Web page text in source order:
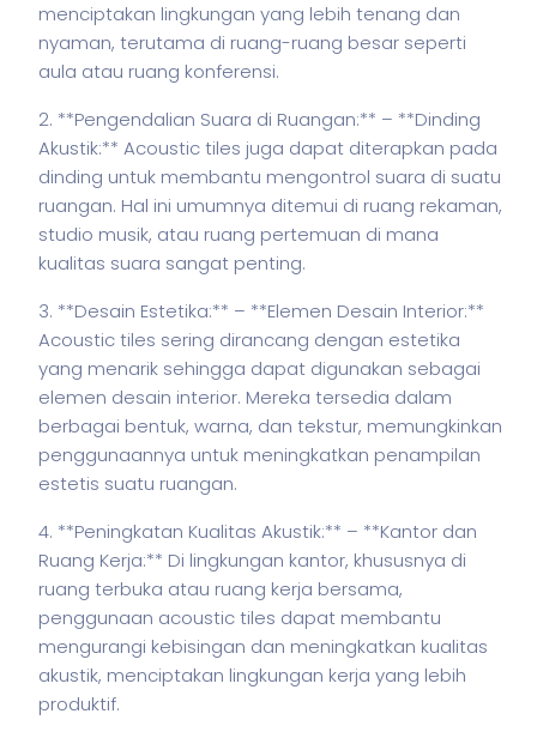
menciptakan lingkungan yang lebih tenang dan
nyaman, terutama di ruang-ruang besar seperti
aula atau ruang konferensi.
2. **Pengendalian Suara di Ruangan:** – **Dinding
Akustik:** Acoustic tiles juga dapat diterapkan pada
dinding untuk membantu mengontrol suara di suatu
ruangan. Hal ini umumnya ditemui di ruang rekaman,
studio musik, atau ruang pertemuan di mana
kualitas suara sangat penting.
3. **Desain Estetika:** – **Elemen Desain Interior:**
Acoustic tiles sering dirancang dengan estetika
yang menarik sehingga dapat digunakan sebagai
elemen desain interior. Mereka tersedia dalam
berbagai bentuk, warna, dan tekstur, memungkinkan
penggunaannya untuk meningkatkan penampilan
estetis suatu ruangan.
4. **Peningkatan Kualitas Akustik:** – **Kantor dan
Ruang Kerja:** Di lingkungan kantor, khususnya di
ruang terbuka atau ruang kerja bersama,
penggunaan acoustic tiles dapat membantu
mengurangi kebisingan dan meningkatkan kualitas
akustik, menciptakan lingkungan kerja yang lebih
produktif.